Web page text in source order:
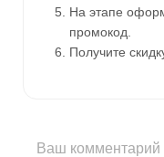
На этапе
промокод.
Получите
Ваш комментарий